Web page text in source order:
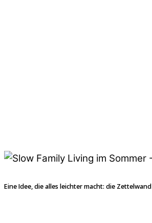
Eine Idee, die alles leichter macht: die Zettelwand